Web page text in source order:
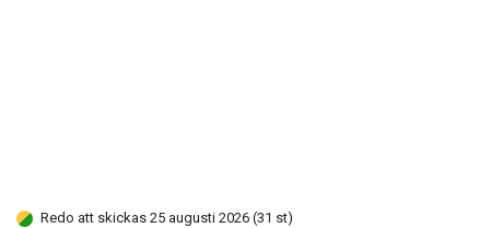
Redo att skickas 25 augusti 2026 (31 st)